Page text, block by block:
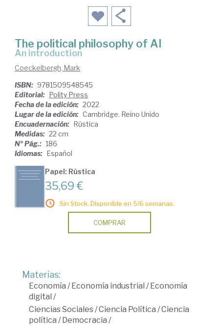
The political philosophy of AI
an introduction
Coeckelbergh, Mark
ISBN: 9781509548545
Editorial: Polity Press
Fecha de la edición: 2022
Lugar de la edición: Cambridge. Reino Unido
Encuadernación: Rústica
Medidas: 22 cm
Nº Pág.: 186
Idiomas: Español
Papel: Rústica
35,69 €
Sin Stock. Disponible en 5/6 semanas.
COMPRAR
Materias:
Economía / Economía industrial / Economía
digital /
Ciencias Sociales/Ciencia Política /Ciencia
política / Democracia /